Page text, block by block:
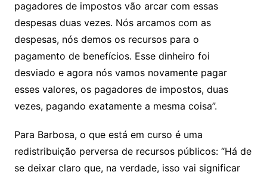
pagadores de impostos vão arcar com essas
despesas duas vezes. Nós arcamos com as
despesas, nós demos os recursos para o
pagamento de benefícios. Esse dinheiro foi
desviado e agora nós vamos novamente pagar
esses valores, os pagadores de impostos, duas
vezes, pagando exatamente a mesma coisa”.
Para Barbosa, o que está em curso é uma
redistribuição perversa de recursos públicos: “Há de
se deixar claro que, na verdade, isso vai significar